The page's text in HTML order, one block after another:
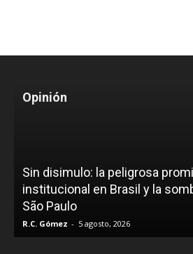
Opinión
Sin disimulo: la peligrosa
institucional en Brasil y la
São Paulo
R.C. Gómez - 5 agosto, 2026